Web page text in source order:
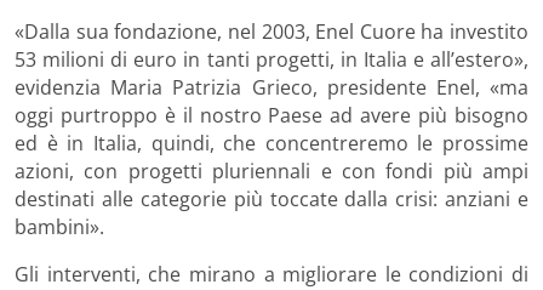
«Dalla sua fondazione, nel 2003, Enel Cuore ha investito
53 milioni di euro in tanti progetti, in Italia e all’estero»,
evidenzia Maria Patrizia Grieco, presidente Enel, «ma
oggi purtroppo è il nostro Paese ad avere più bisogno
ed è in Italia, quindi, che concentreremo le prossime
azioni, con progetti pluriennali e con fondi più ampi
destinati alle categorie più toccate dalla crisi: anziani e
bambini».
Gli interventi, che mirano a migliorare le condizioni di